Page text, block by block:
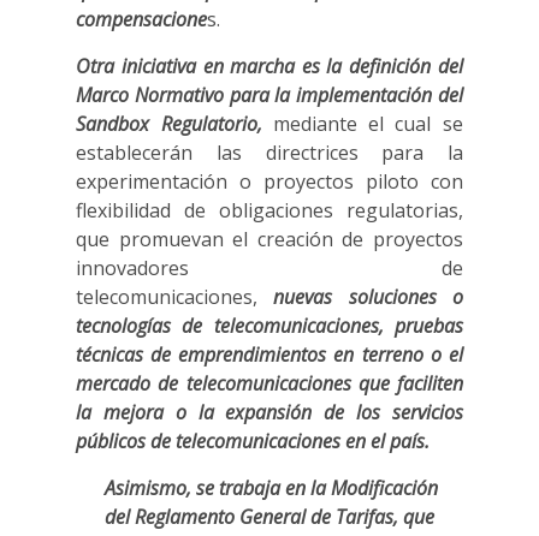
compensaciones.
Otra iniciativa en marcha es la definición del
Marco Normativo para la implementación del
Sandbox Regulatorio, mediante el cual se
establecerán las directrices para la
experimentación o proyectos piloto con
flexibilidad de obligaciones regulatorias,
que promuevan el creación de proyectos
innovadores de
telecomunicaciones,nuevas soluciones o
tecnologías de telecomunicaciones, pruebas
técnicas de emprendimientos en terreno o el
mercado de telecomunicaciones que faciliten
la mejora o la expansión de los servicios
públicos de telecomunicaciones en el país.
Asimismo, se trabaja en la Modificación
del Reglamento General de Tarifas, que